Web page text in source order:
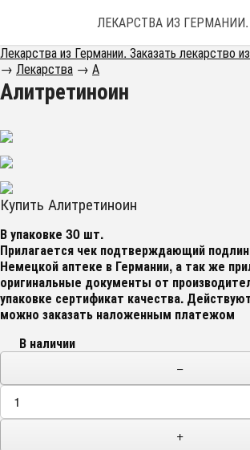
ЛЕКАРСТВА ИЗ
Лекарства из Германии. Заказать лекарство
→ Лекарства → А
Алитретиноин
Купить Алитретиноин
В упаковке 30 шт.
Прилагается чек подтверждающий
Немецкой аптеке в Германии, а так же
оригинальные документы от
упаковке сертификат качества.
можно заказать наложенным платежом
В наличии
−
+